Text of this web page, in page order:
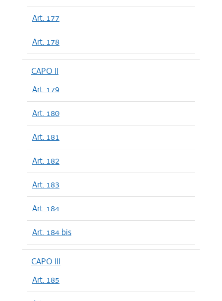
Art. 177
Art. 178
CAPO II
Art. 179
Art. 180
Art. 181
Art. 182
Art. 183
Art. 184
Art. 184 bis
CAPO III
Art. 185